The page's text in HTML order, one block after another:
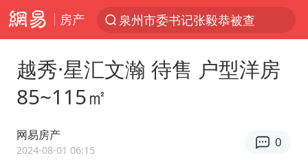
房产
泉州市委书记张毅恭被查
上海：台风白海豚或将带来龙卷风
中巨芯：上半年归母净利润1405.77万元
越秀·星汇文瀚 待售 户型洋房
85~115㎡
网易房产
2024-08-01 06:15
0